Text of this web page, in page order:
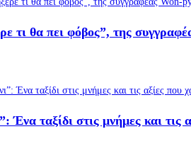
τι θα πει φόβος”, της
Ένα ταξίδι στις μνήμες και τις